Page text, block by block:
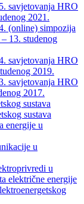
savjetovanja HRO
2021.
(online) simpozija
13. studenog
savjetovanja HRO
2019.
savjetovanja HRO
2017.
sustava
sustava
energije u
u
u
električne energije